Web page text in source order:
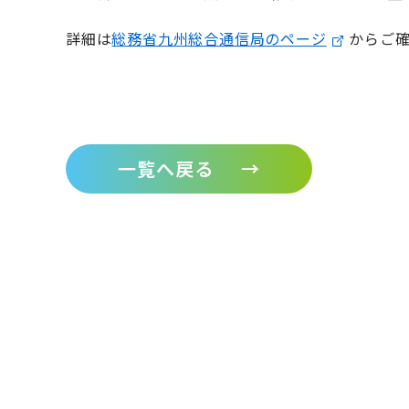
詳細は総務省九州総合通信局のページ からご
一覧へ戻る →